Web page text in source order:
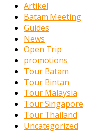
Artikel
Batam Meeting
Guides
News
Open Trip
promotions
Tour Batam
Tour Bintan
Tour Malaysia
Tour Singapore
Tour Thailand
Uncategorized